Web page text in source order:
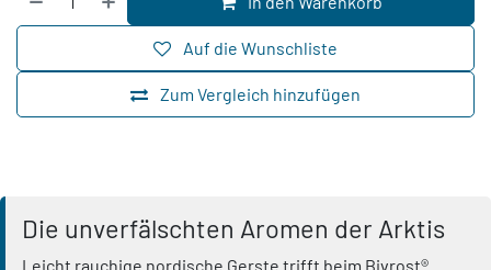
Zum Vergleich hinzufügen
Auf die Wunschliste
Die unverfälschten Aromen der Arktis
Leicht rauchige nordische Gerste trifft beim Bivrost®